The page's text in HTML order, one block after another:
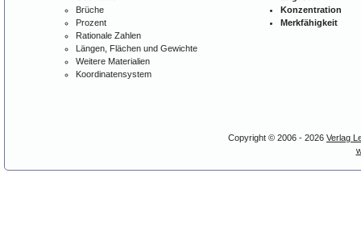
Brüche
Prozent
Rationale Zahlen
Längen, Flächen und Gewichte
Weitere Materialien
Koordinatensystem
Konzentration
Merkfähigkeit
Copyright © 2006 - 2026 Verlag